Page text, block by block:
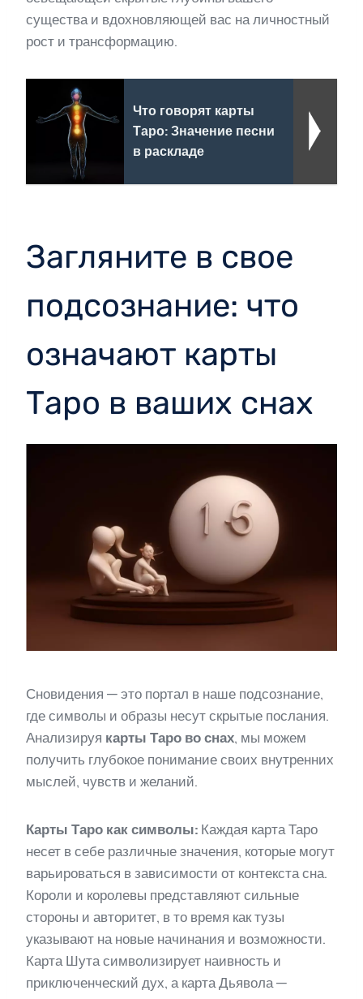
существа и вдохновляющей вас на личностный
рост и трансформацию.
Что говорят карты
Таро: Значение песни
в раскладе
Загляните в свое
подсознание: что
означают карты
Таро в ваших снах
Сновидения — это портал в наше подсознание,
где символы и образы несут скрытые послания.
Анализируя карты Таро во снах, мы можем
получить глубокое понимание своих внутренних
мыслей, чувств и желаний.
Карты Таро как символы: Каждая карта Таро
несет в себе различные значения, которые могут
варьироваться в зависимости от контекста сна.
Короли и королевы представляют сильные
стороны и авторитет, в то время как тузы
указывают на новые начинания и возможности.
Карта Шута символизирует наивность и
приключенческий дух, а карта Дьявола —